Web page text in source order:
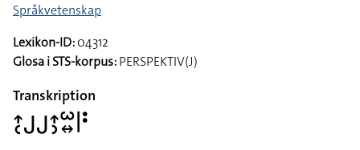
Språkvetenskap
Lexikon-ID:04312
Glosa i STS-korpus:PERSPEKTIV(J)
Transkription
􌤴􌥗􌤢􌤢􌤴􌤶􌥱􌦉􌥼􌥻